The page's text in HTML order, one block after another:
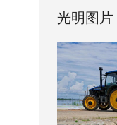
光明图片